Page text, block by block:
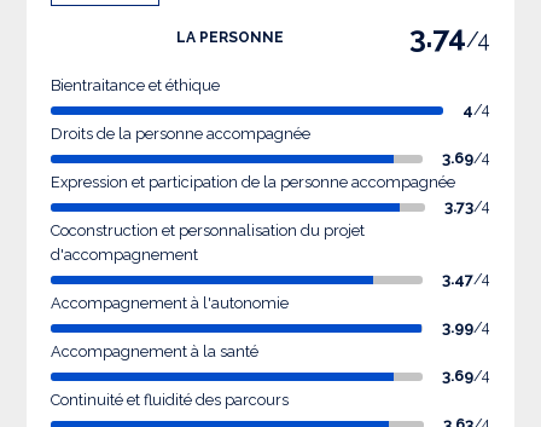
LA PERSONNE 3.74/4
Bientraitance et éthique
4/4
Droits de la personne accompagnée
3.69/4
Expression et participation de la personne accompagnée
3.73/4
Coconstruction et personnalisation du projet
d'accompagnement
3.47/4
Accompagnement à l'autonomie
3.99/4
Accompagnement à la santé
3.69/4
Continuité et fluidité des parcours